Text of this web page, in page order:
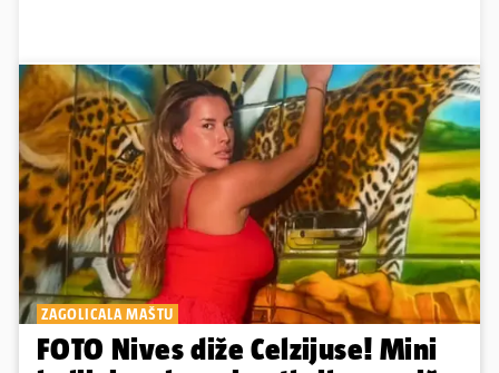
ZAGOLICALA MAŠTU
FOTO Nives diže Celzijuse! Mini